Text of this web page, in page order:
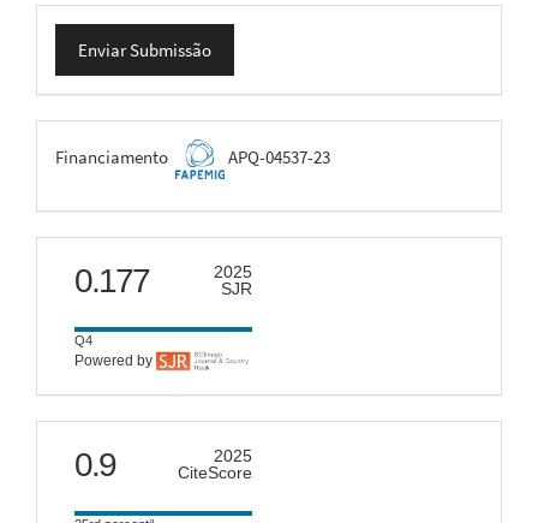
Enviar
Submissão
Enviar Submissão
FAPEMIG
Financiamento APQ-04537-23
scimago
0.177
2025
SJR
Q4
Powered by
citescore
0.9
2025
CiteScore